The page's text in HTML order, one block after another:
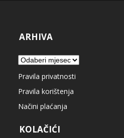
ARHIVA
Arhiva
Pravila privatnosti
Pravila korištenja
Načini plaćanja
KOLAČIĆI